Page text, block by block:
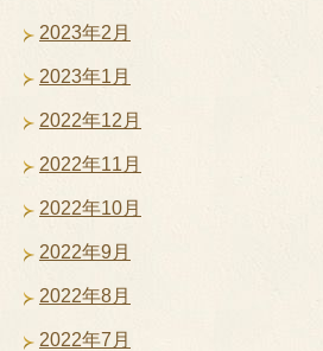
2023年2月
2023年1月
2022年12月
2022年11月
2022年10月
2022年9月
2022年8月
2022年7月